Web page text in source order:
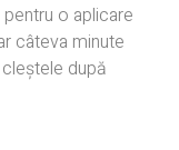
o aplicare
câteva minute
după